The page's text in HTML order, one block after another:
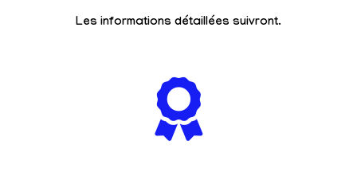
Les informations détaillées suivront.